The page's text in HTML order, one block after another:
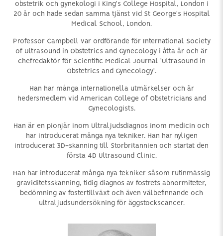
obstetrik och gynekologi i King's College Hospital, London i
20 år och hade sedan samma tjänst vid St George's Hospital
Medical School, London.
Professor Campbell var ordförande för International Society
of Ultrasound in Obstetrics and Gynecology i åtta år och är
chefredaktör för Scientific Medical Journal 'Ultrasound in
Obstetrics and Gynecology'.
Han har många internationella utmärkelser och är
hedersmedlem vid American College of Obstetricians and
Gynecologists.
Han är en pionjär inom Ultraljudsdiagnos inom medicin och
har introducerat många nya tekniker. Han har nyligen
introducerat 3D-skanning till Storbritannien och startat den
första 4D Ultrasound Clinic.
Han har introducerat många nya tekniker såsom rutinmässig
graviditetsskanning, tidig diagnos av fostrets abnormiteter,
bedömning av fostertillväxt och även välbefinnande och
ultraljudsundersökning för äggstockscancer.